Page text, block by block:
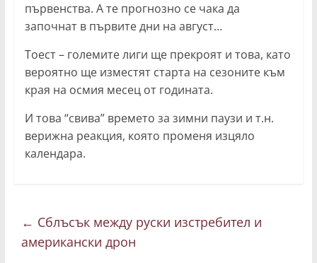
първенства. А те прогнозно се чака да
започнат в първите дни на август…
Тоест – големите лиги ще прекроят и това, като
вероятно ще изместят старта на сезоните към
края на осмия месец от годината.
И това “свива” времето за зимни паузи и т.н.
верижна реакция, която променя изцяло
календара.
← Сблъсък между руски изстребител и
американски дрон